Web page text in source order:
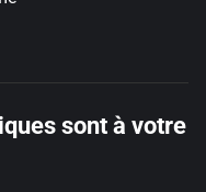
sont à votre